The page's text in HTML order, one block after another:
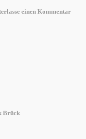
einen Kommentar
Brück